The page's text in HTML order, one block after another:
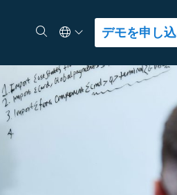
検索Select Language
デモを申し